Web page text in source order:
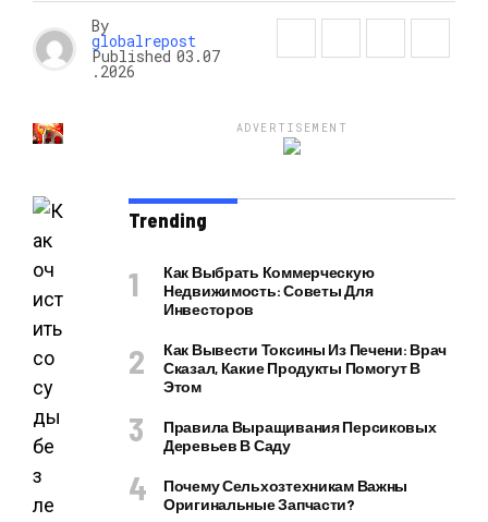
By
globalrepost
Published 03.07
.2026
ADVERTISEMENT
Trending
Как Выбрать Коммерческую
Недвижимость: Советы Для
Инвесторов
Как Вывести Токсины Из Печени: Врач
Сказал, Какие Продукты Помогут В
Этом
Правила Выращивания Персиковых
Деревьев В Саду
Почему Сельхозтехникам Важны
Оригинальные Запчасти?